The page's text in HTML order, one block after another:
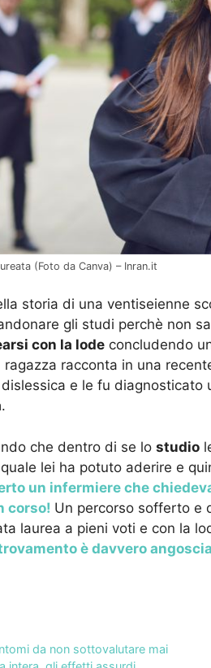
(Foto da Canva) – Inran.it
storia di una ventiseienne
gli studi perchè non
con la lode concludendo
racconta in una
e le fu diagnosticato
.
che dentro di se lo studio
lei ha potuto aderire e
un infermiere che
corso! Un percorso sofferto e
laurea a pieni voti e con la
è davvero
da non sottovalutare mai